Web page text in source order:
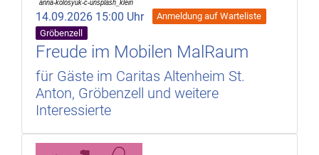
14.09.2026 15:00 Uhr
Anmeldung auf Warteliste
Gröbenzell
Freude im Mobilen MalRaum
für Gäste im Caritas Altenheim St.
Anton, Gröbenzell und weitere
Interessierte